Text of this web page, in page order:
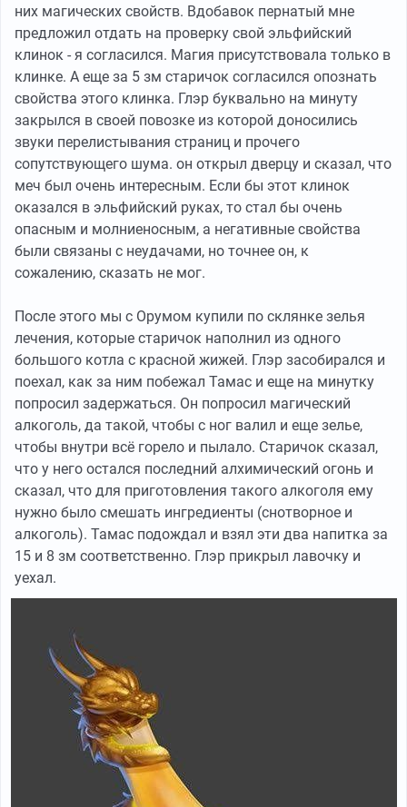
них магических свойств. Вдобавок пернатый мне
предложил отдать на проверку свой эльфийский
клинок - я согласился. Магия присутствовала только в
клинке. А еще за 5 зм старичок согласился опознать
свойства этого клинка. Глэр буквально на минуту
закрылся в своей повозке из которой доносились
звуки перелистывания страниц и прочего
сопутствующего шума. он открыл дверцу и сказал, что
меч был очень интересным. Если бы этот клинок
оказался в эльфийский руках, то стал бы очень
опасным и молниеносным, а негативные свойства
были связаны с неудачами, но точнее он, к
сожалению, сказать не мог.
После этого мы с Орумом купили по склянке зелья
лечения, которые старичок наполнил из одного
большого котла с красной жижей. Глэр засобирался и
поехал, как за ним побежал Тамас и еще на минутку
попросил задержаться. Он попросил магический
алкоголь, да такой, чтобы с ног валил и еще зелье,
чтобы внутри всё горело и пылало. Старичок сказал,
что у него остался последний алхимический огонь и
сказал, что для приготовления такого алкоголя ему
нужно было смешать ингредиенты (снотворное и
алкоголь). Тамас подождал и взял эти два напитка за
15 и 8 зм соответственно. Глэр прикрыл лавочку и
уехал.